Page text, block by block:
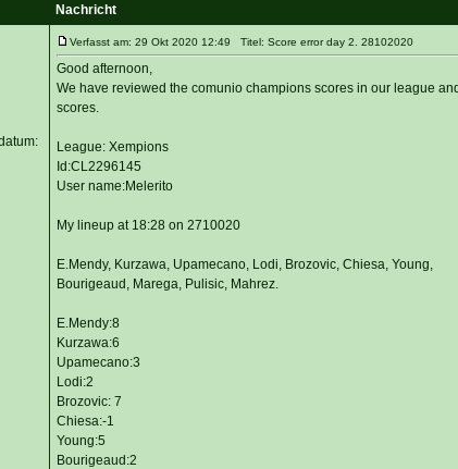
Nachricht
Verfasst am: 29 Okt 2020 12:49 Titel: Score error day 2. 28102020
Good afternoon,
We have reviewed the comunio champions scores in our league
scores.
League: Xempions
Id:CL2296145
User name:Melerito
My lineup at 18:28 on 2710020
E.Mendy, Kurzawa, Upamecano, Lodi, Brozovic, Chiesa, Young,
Bourigeaud, Marega, Pulisic, Mahrez.
E.Mendy:8
Kurzawa:6
Upamecano:3
Lodi:2
Brozovic: 7
Chiesa:-1
Young:5
Bourigeaud:2